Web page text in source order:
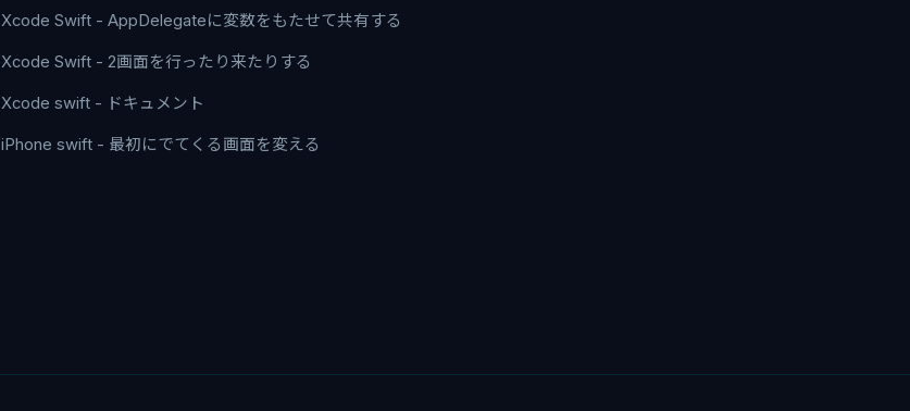
Xcode Swift - AppDelegateに変数をもたせて共有する
Xcode Swift - 2画面を行ったり来たりする
Xcode swift - ドキュメント
iPhone swift - 最初にでてくる画面を変える